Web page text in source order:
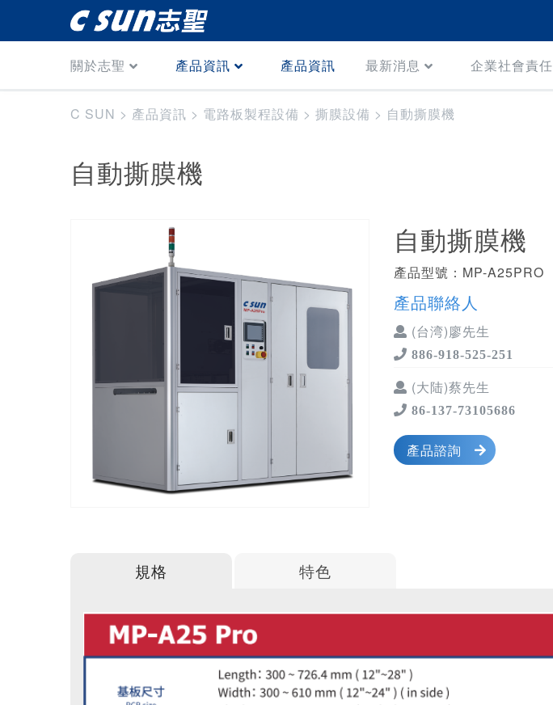
關於志聖 產品資訊 產品資訊 最新消息 企業社會責任
C SUN > 產品資訊 > 電路板製程設備 > 撕膜設備 > 自動撕膜機
自動撕膜機
自動撕膜機
產品型號：MP-A25PRO
產品聯絡人
(台湾)廖先生
886-918-525-251
(大陆)蔡先生
86-137-73105686
產品諮詢
規格 特色